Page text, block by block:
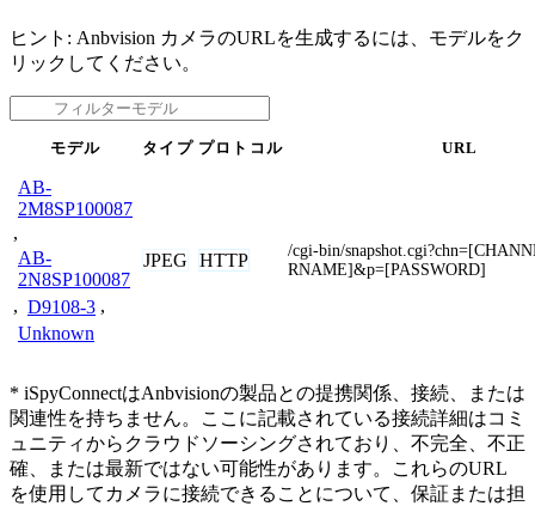
ヒント: Anbvision カメラのURLを生成するには、モデルをク
リックしてください。
モデル タイプ プロトコル URL
AB-
2M8SP100087
,
AB-
2N8SP100087
, D9108-3 ,
Unknown
JPEG HTTP
/cgi-bin/
RNAME]&p=[PASSWORD]
* iSpyConnectはAnbvisionの製品との提携関係、接続、または
関連性を持ちません。ここに記載されている接続詳細はコミ
ュニティからクラウドソーシングされており、不完全、不正
確、または最新ではない可能性があります。これらのURL
を使用してカメラに接続できることについて、保証または担